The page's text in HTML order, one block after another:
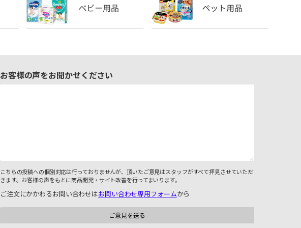
お客様の声をお聞かせください
こちらの投稿への個別対応は行っておりませんが、頂いたご意見はスタッフがすべて拝見させていただ
きます。お客様の声をもとに商品開発・サイト改善を行ってまいります。
ご注文にかかわるお問い合わせはお問い合わせ専用フォームから